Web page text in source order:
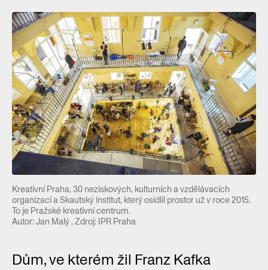
Kreativní Praha, 30 neziskových, kulturních a vzdělávacích
organizací a Skautský institut, který osídlil prostor už v roce 2015.
To je Pražské kreativní centrum.
Autor: Jan Malý , Zdroj: IPR Praha
Dům, ve kterém žil Franz Kafka